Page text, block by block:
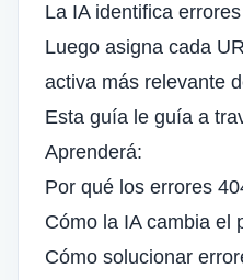
La IA identifica
Luego asigna cada
activa más relevante
Esta guía le guía a
Aprenderá:
Por qué los errores
Cómo la IA cambia el
Cómo solucionar